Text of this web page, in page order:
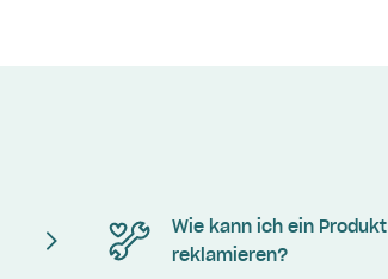
Wie kann ich ein Produkt
reklamieren?